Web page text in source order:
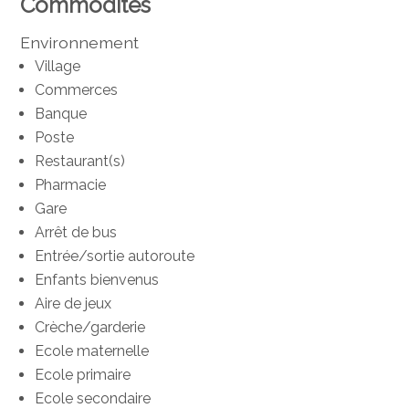
Environnement
Village
Commerces
Banque
Poste
Restaurant(s)
Pharmacie
Gare
Arrêt de bus
Entrée/sortie autoroute
Enfants bienvenus
Aire de jeux
Crèche/garderie
Ecole maternelle
Ecole primaire
Ecole secondaire